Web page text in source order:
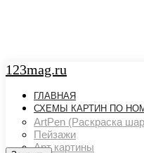
123mag.ru
ГЛАВНАЯ
СХЕМЫ КАРТИН ПО
ArtPen (Раскраска
Пейзажи
Арт картины